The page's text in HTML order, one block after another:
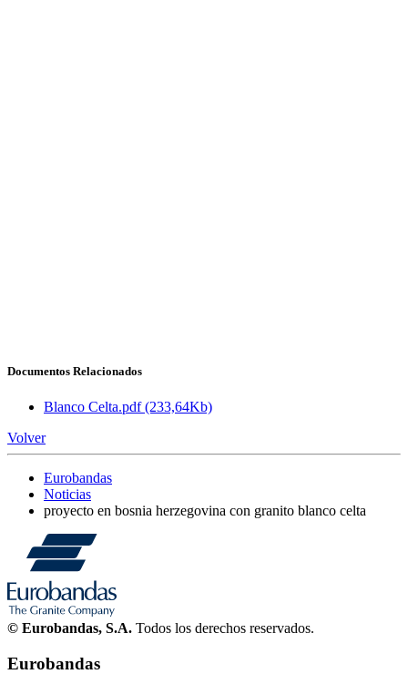
Documentos Relacionados
Blanco Celta.pdf(233,64Kb)
Volver
Eurobandas
Noticias
proyecto en bosnia herzegovina con granito blanco celta
© Eurobandas, S.A. Todos los derechos reservados.
Eurobandas